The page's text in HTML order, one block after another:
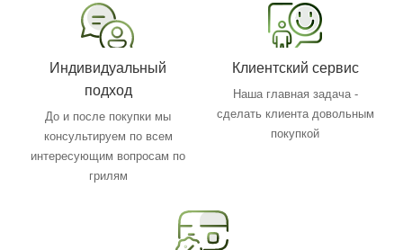
Индивидуальный
подход
До и после покупки мы
консультируем по всем
интересующим вопросам по
грилям
Клиентский сервис
Наша главная задача -
сделать клиента довольным
покупкой